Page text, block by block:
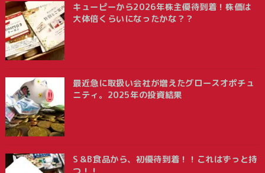
キューピーから2026年株主優待到着！株価は
大体倍くらいになったかな？？
最近急に取扱い会社が増えたグロースオポチュ
ニティ。2025年の投資結果
S＆B食品から、初優待到着！！これはずっと持